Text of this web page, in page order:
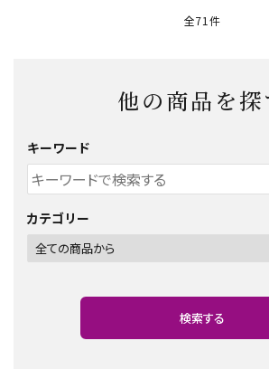
全71件
他の商品を探
キーワード
カテゴリー
検索する